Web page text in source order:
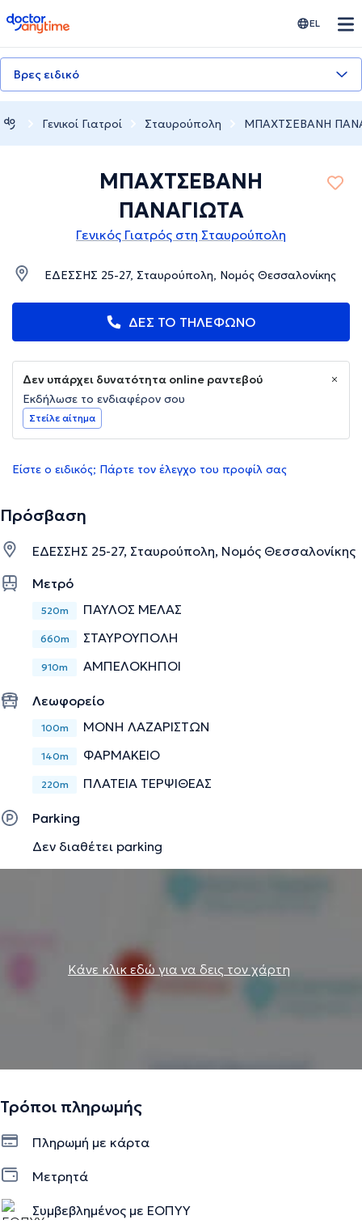
doctoranytime EL
Βρες ειδικό
Γενικοί Γιατροί Σταυρούπολη ΜΠΑΧΤΣΕΒΑΝΗ
ΜΠΑΧΤΣΕΒΑΝΗ
ΠΑΝΑΓΙΩΤΑ
Γενικός Γιατρός στη Σταυρούπολη
ΕΔΕΣΣΗΣ 25-27, Σταυρούπολη, Νομός Θεσσαλονίκης
ΔΕΣ ΤΟ ΤΗΛΕΦΩΝΟ
Δεν υπάρχει δυνατότητα online ραντεβού
Εκδήλωσε το ενδιαφέρον σου
Στείλε αίτημα
Είστε ο ειδικός; Πάρτε τον έλεγχο του προφίλ σας
Πρόσβαση
ΕΔΕΣΣΗΣ 25-27, Σταυρούπολη, Νομός Θεσσαλονίκης
Μετρό
520m ΠΑΥΛΟΣ ΜΕΛΑΣ
660m ΣΤΑΥΡΟΥΠΟΛΗ
910m ΑΜΠΕΛΟΚΗΠΟΙ
Λεωφορείο
100m ΜΟΝΗ ΛΑΖΑΡΙΣΤΩΝ
140m ΦΑΡΜΑΚΕΙΟ
220m ΠΛΑΤΕΙΑ ΤΕΡΨΙΘΕΑΣ
Parking
Δεν διαθέτει parking
Κάνε κλικ εδώ για να δεις τον χάρτη
Τρόποι πληρωμής
Πληρωμή με κάρτα
Μετρητά
Συμβεβλημένος με ΕΟΠΥΥ